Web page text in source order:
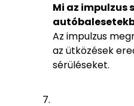
Mi az impulzus
Az impulzus
az ütközések
sérüléseket.